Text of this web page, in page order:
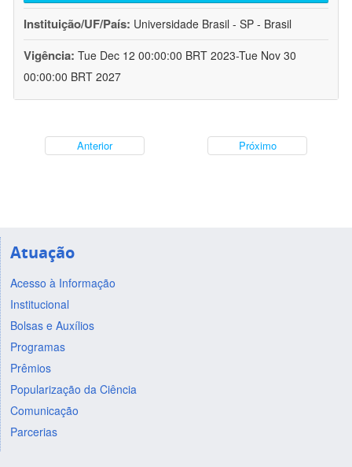
Instituição/UF/País: Universidade Brasil - SP - Brasil
Vigência: Tue Dec 12 00:00:00 BRT 2023-Tue Nov 30
00:00:00 BRT 2027
Anterior Próximo
Atuação
Acesso à Informação
Institucional
Bolsas e Auxílios
Programas
Prêmios
Popularização da Ciência
Comunicação
Parcerias